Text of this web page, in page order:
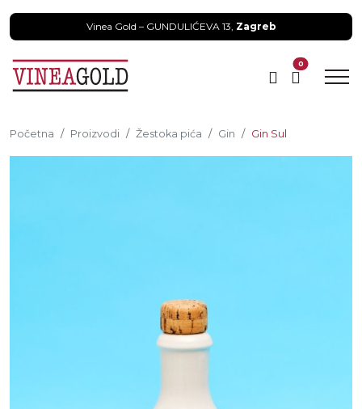
Vinea Gold – GUNDULIĆEVA 13, Zagreb
0
Početna Proizvodi Žestoka pića Gin Gin Sul